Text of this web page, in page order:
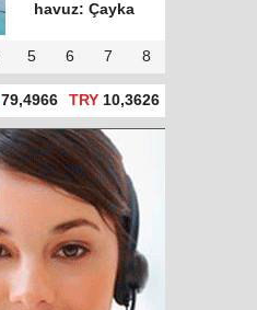
havuz: Çayka
5 6 7 8
79,4966 TRY10,3626